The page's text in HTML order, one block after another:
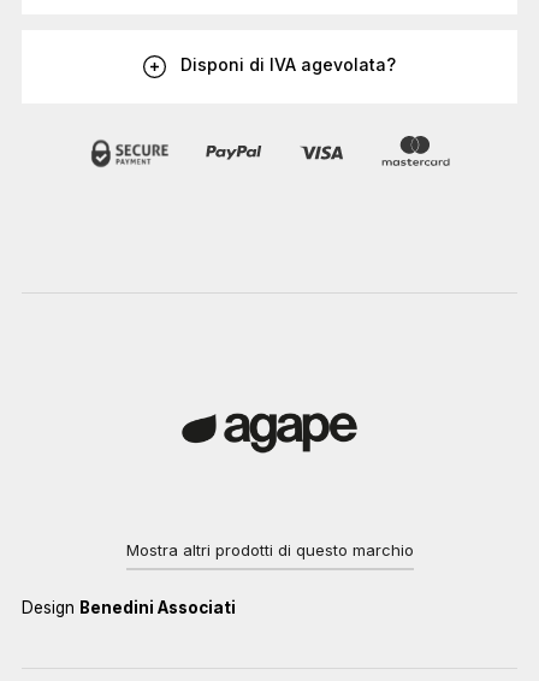
Disponi di IVA agevolata?
Design Benedini Associati
Mostra altri prodotti di questo marchio